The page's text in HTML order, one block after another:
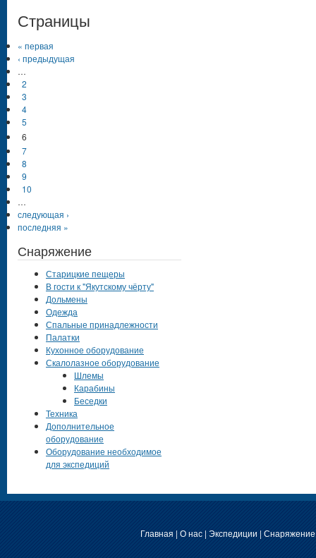
Страницы
« первая
‹ предыдущая
…
2
3
4
5
6
7
8
9
10
…
следующая ›
последняя »
Снаряжение
Старицкие пещеры
В гости к "Якутскому чёрту"
Дольмены
Одежда
Спальные принадлежности
Палатки
Кухонное оборудование
Скалолазное оборудование
Шлемы
Карабины
Беседки
Техника
Дополнительное
оборудование
Оборудование необходимое
для экспедиций
Главная | О нас| Экспедиции | Снаряжение